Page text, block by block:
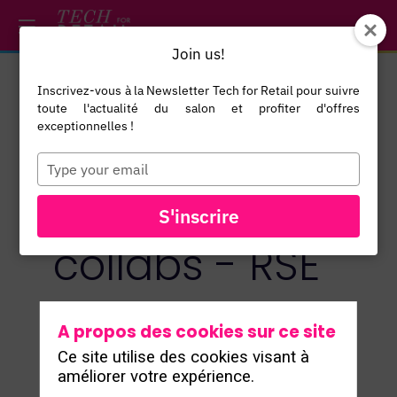
Concours de
pitchs &
collabs - RSE
& économie
A propos des cookies sur ce site
Ce site utilise des cookies visant à
améliorer votre expérience.
*/
Join us!
Inscrivez-vous à la Newsletter Tech for Retail pour suivre
toute l'actualité du salon et profiter d'offres
exceptionnelles !
Type
your
email
S'inscrire